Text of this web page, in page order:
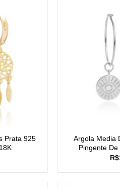
Prata 925
Argola Media
Pingente
R$